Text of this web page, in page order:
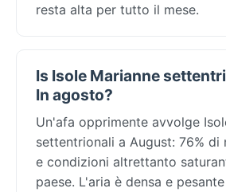
resta alta per tutto il mese.
Is Isole Marianne
In agosto?
Un'afa opprimente avvolge
settentrionali a August: 76% di
e condizioni altrettanto
paese. L'aria è densa e